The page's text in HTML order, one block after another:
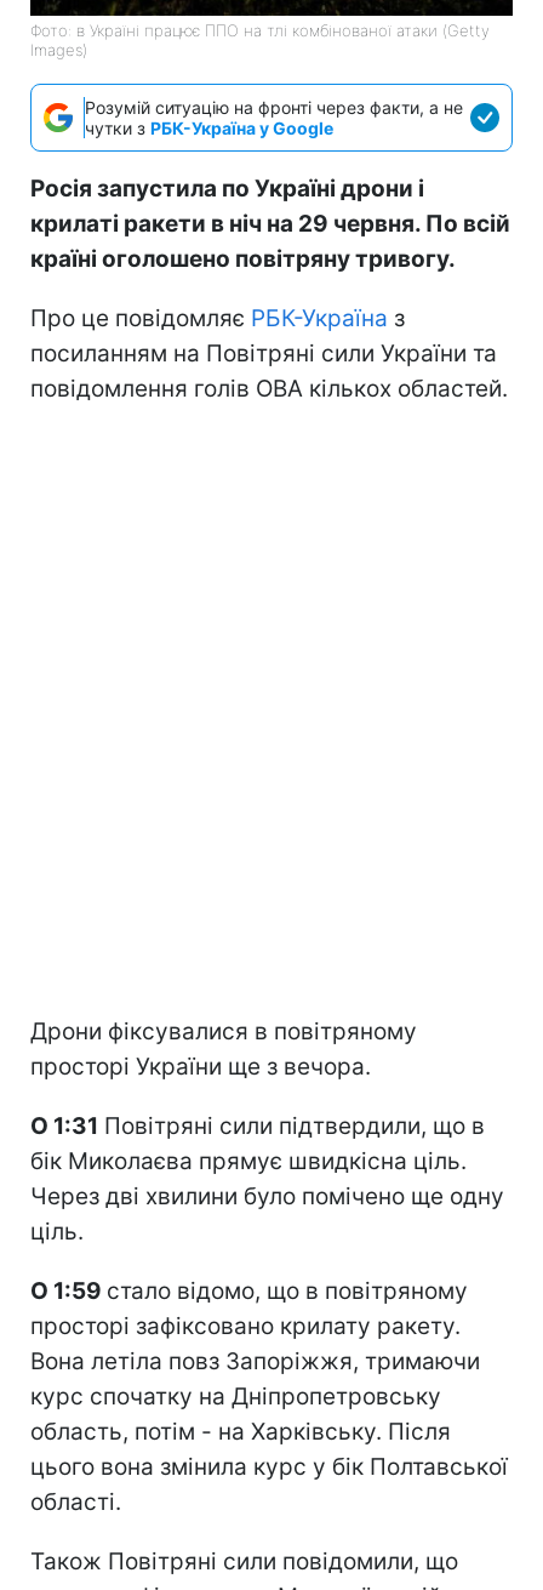
Фото: в Україні працює ППО на тлі комбінованої атаки (Getty
Images)
Розумій ситуацію на фронті через факти, а не
чутки з РБК-Україна у Google
Росія запустила по Україні дрони і
крилаті ракети в ніч на 29 червня. По всій
країні оголошено повітряну тривогу.
Про це повідомляє РБК-Україна з
посиланням на Повітряні сили України та
повідомлення голів ОВА кількох областей.
Дрони фіксувалися в повітряному
просторі України ще з вечора.
О 1:31 Повітряні сили підтвердили, що в
бік Миколаєва прямує швидкісна ціль.
Через дві хвилини було помічено ще одну
ціль.
О 1:59 стало відомо, що в повітряному
просторі зафіксовано крилату ракету.
Вона летіла повз Запоріжжя, тримаючи
курс спочатку на Дніпропетровську
область, потім - на Харківську. Після
цього вона змінила курс у бік Полтавської
області.
Також Повітряні сили повідомили, що